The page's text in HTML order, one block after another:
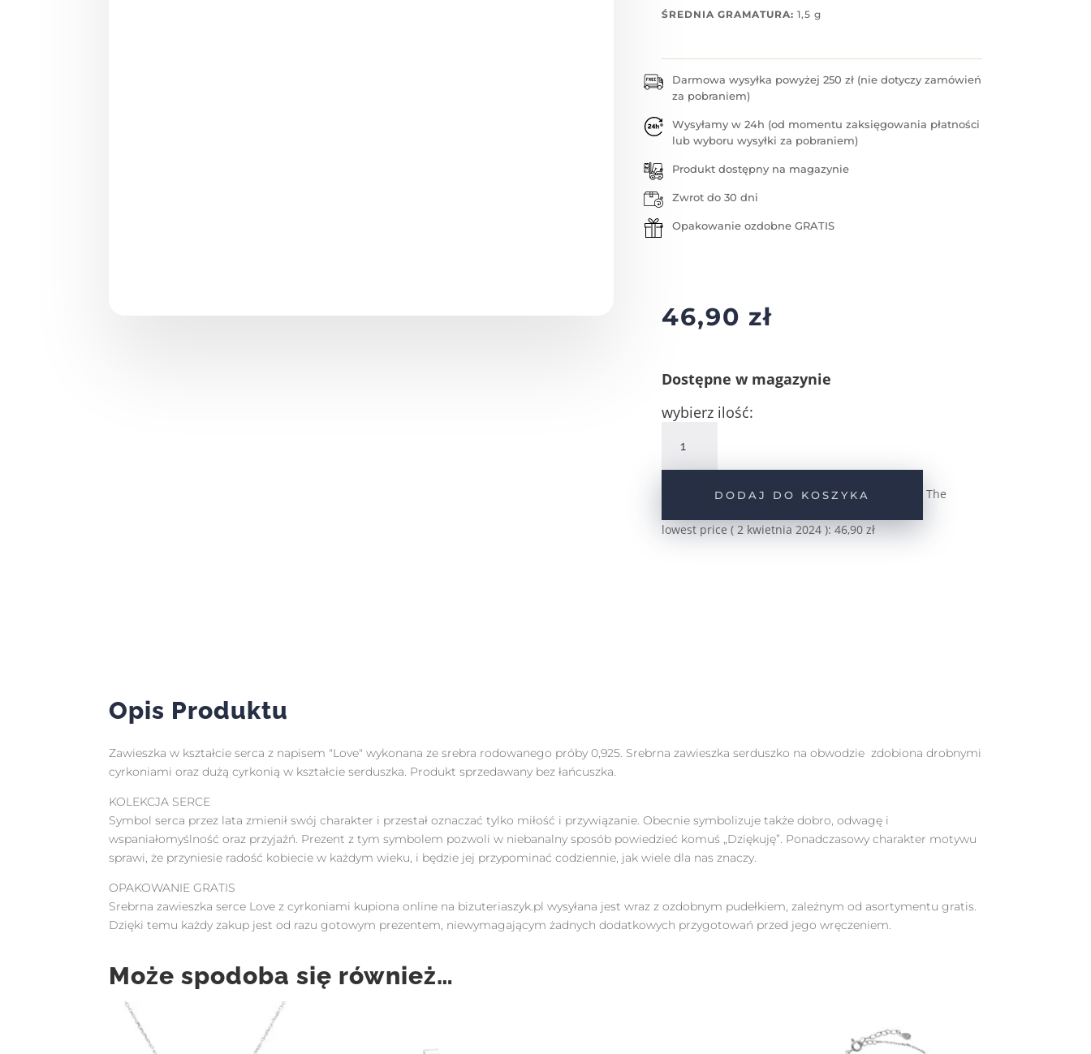
ŚREDNIA GRAMATURA: 1,5 g
Darmowa wysyłka powyżej 250 zł (nie dotyczy zamówień
za pobraniem)
Wysyłamy w 24h (od momentu zaksięgowania płatności
lub wyboru wysyłki za pobraniem)
Produkt dostępny na magazynie
Zwrot do 30 dni
Opakowanie ozdobne GRATIS
46,90 zł
Dostępne w magazynie
wybierz ilość:
Srebrna
zawieszka
z
DODAJ DO KOSZYKA The
lowest price (2 kwietnia 2024): 46,90 zł
Opis Produktu
Zawieszka w kształcie serca z napisem "Love" wykonana ze srebra rodowanego próby 0,925. Srebrna zawieszka serduszko na obwodzie zdobiona drobnymi
cyrkoniami oraz dużą cyrkonią w kształcie serduszka. Produkt sprzedawany bez łańcuszka.
KOLEKCJA SERCE
Symbol serca przez lata zmienił swój charakter i przestał oznaczać tylko miłość i przywiązanie. Obecnie symbolizuje także dobro, odwagę i
wspaniałomyślność oraz przyjaźń. Prezent z tym symbolem pozwoli w niebanalny sposób powiedzieć komuś „Dziękuję”. Ponadczasowy charakter motywu
sprawi, że przyniesie radość kobiecie w każdym wieku, i będzie jej przypominać codziennie, jak wiele dla nas znaczy.
OPAKOWANIE GRATIS
Srebrna zawieszka serce Love z cyrkoniami kupiona online na bizuteriaszyk.pl wysyłana jest wraz z ozdobnym pudełkiem, zależnym od asortymentu gratis.
Dzięki temu każdy zakup jest od razu gotowym prezentem, niewymagającym żadnych dodatkowych przygotowań przed jego wręczeniem.
Może spodoba się również…